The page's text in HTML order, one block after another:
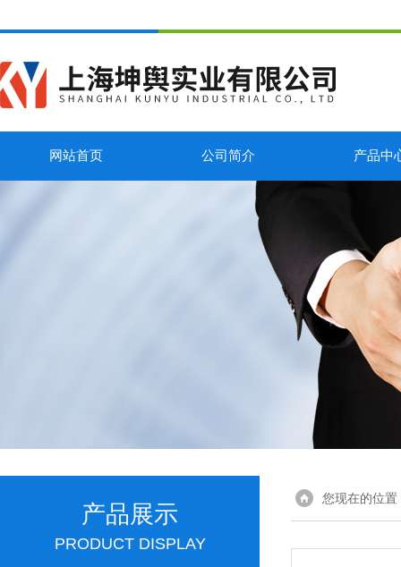
网站首页 公司简介 产品中
产品展示
PRODUCT DISPLAY
您现在的位置